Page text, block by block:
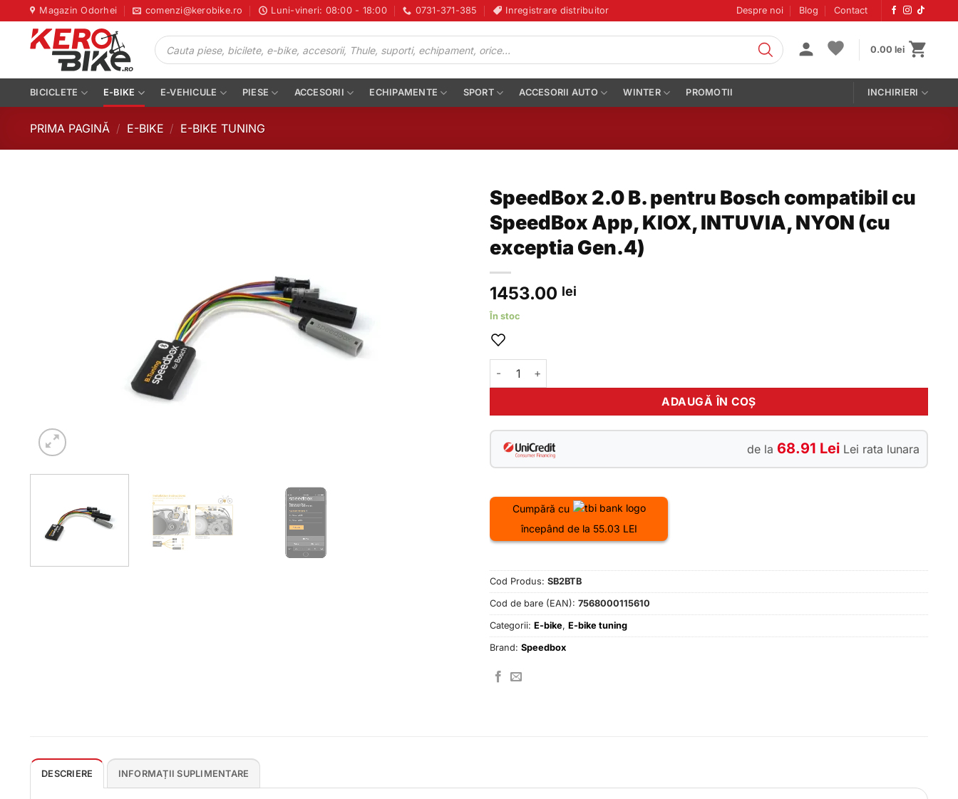
to
content
Magazin Odorhei comenzi@kerobike.ro Luni-vineri: 08:00 - 18:00 0731-371-385 Inregistrare distribuitor Despre noi Blog Contact
Products
search
0.00 lei
BICICLETE E-BIKE E-VEHICULE PIESE ACCESORII ECHIPAMENTE SPORT ACCESORII AUTO WINTER PROMOTII INCHIRIERI
PRIMA PAGINĂ / E-BIKE / E-BIKE TUNING
SpeedBox 2.0 B. pentru Bosch compatibil cu
SpeedBox App, KIOX, INTUVIA, NYON (cu
exceptia Gen.4)
1453.00 lei
În stoc
Cantitate SpeedBox 2.0 B. pentru Bosch compatibil cu SpeedBox App, KIOX, INTUVIA, NYON
ADAUGĂ ÎN COȘ
de la 68.91 Lei Lei rata lunara
Cumpără cu
începând de la 55.03 LEI
Cod Produs: SB2BTB
Cod de bare (EAN): 7568000115610
Categorii: E-bike, E-bike tuning
Brand: Speedbox
DESCRIERE INFORMAȚII SUPLIMENTARE